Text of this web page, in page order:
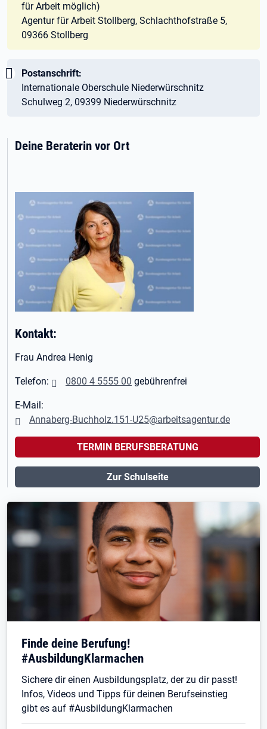
für Arbeit möglich)
Agentur für Arbeit Stollberg, Schlachthofstraße 5,
09366 Stollberg
Wichtig:
Postanschrift:
Internationale Oberschule Niederwürschnitz
Schulweg 2, 09399 Niederwürschnitz
Deine Beraterin vor Ort
Kontakt:
Frau Andrea Henig
Telefon: 0800 4 5555 00 gebührenfrei
E-Mail:
Annaberg-Buchholz.151-U25@arbeitsagentur.de
TERMIN BERUFSBERATUNG
Zur Schulseite
Finde deine Berufung!
#AusbildungKlarmachen
Sichere dir einen Ausbildungsplatz, der zu dir passt!
Infos, Videos und Tipps für deinen Berufseinstieg
gibt es auf #AusbildungKlarmachen